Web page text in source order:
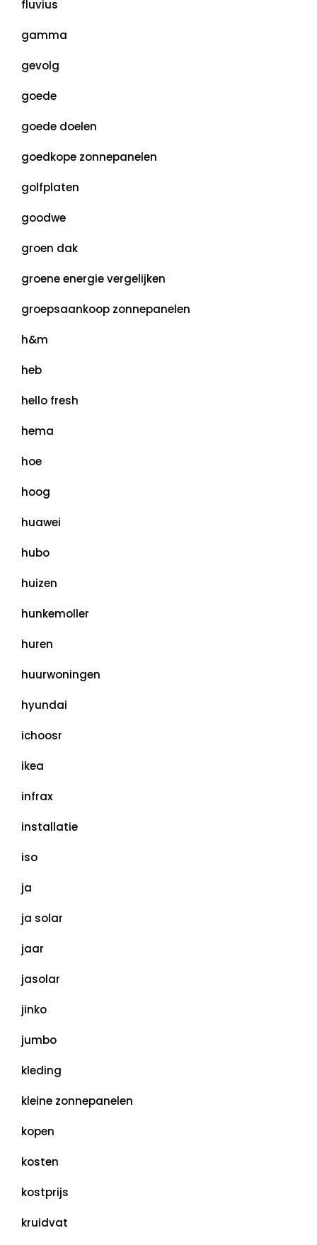
fluvius
gamma
gevolg
goede
goede doelen
goedkope zonnepanelen
golfplaten
goodwe
groen dak
groene energie vergelijken
groepsaankoop zonnepanelen
h&m
heb
hello fresh
hema
hoe
hoog
huawei
hubo
huizen
hunkemoller
huren
huurwoningen
hyundai
ichoosr
ikea
infrax
installatie
iso
ja
ja solar
jaar
jasolar
jinko
jumbo
kleding
kleine zonnepanelen
kopen
kosten
kostprijs
kruidvat